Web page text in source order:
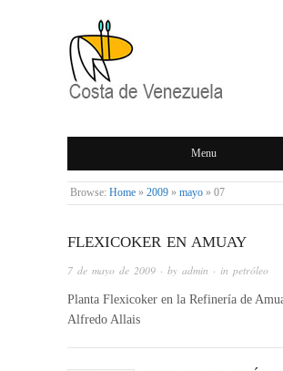
COSTA DE
VENEZUELA
Menu
Browse: Home » 2009 » mayo » 07
FLEXICOKER EN AMUAY
7 de mayo de 2009 · by admin · in petróleo
Planta Flexicoker en la Refinería de
Alfredo Allais